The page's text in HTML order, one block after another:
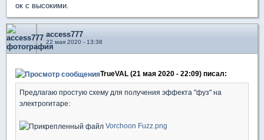
ок с высокими.
access777
22 мая 2020 - 13:38
TrueVAL (21 мая 2020 - 22:09) писал:
Предлагаю простую схему для получения эффекта "фуз" на
электрогитаре:
Vorchoon Fuzz.png